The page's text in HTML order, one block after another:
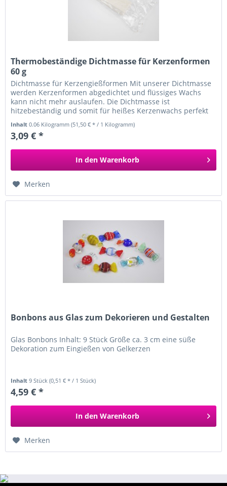
Thermobeständige Dichtmasse für Kerzenformen
60 g
Dichtmasse für Kerzengießformen Mit unserer Dichtmasse
werden Kerzenformen abgedichtet und flüssiges Wachs
kann nicht mehr auslaufen. Die Dichtmasse ist
hitzebeständig und somit für heißes Kerzenwachs perfekt
Inhalt0.06 Kilogramm(51,50 € * / 1 Kilogramm)
3,09 € *
In den Warenkorb
Merken
Bonbons aus Glas zum Dekorieren und Gestalten
Glas Bonbons Inhalt: 9 Stück Größe ca. 3 cm eine süße
Dekoration zum Eingießen von Gelkerzen
Inhalt9 Stück(0,51 € * / 1 Stück)
4,59 € *
In den Warenkorb
Merken